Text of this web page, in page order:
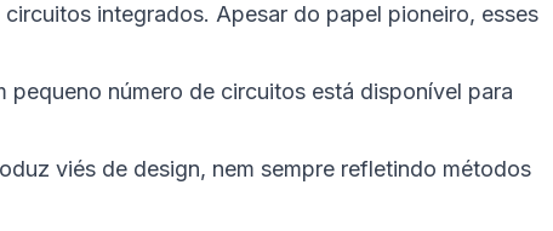
integrados. Apesar do papel pioneiro, esses
pequeno número de circuitos está disponível para
viés de design, nem sempre refletindo métodos